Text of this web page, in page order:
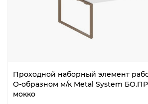
Проходной наборный элемент
О-образном м/к Metal System
мокко